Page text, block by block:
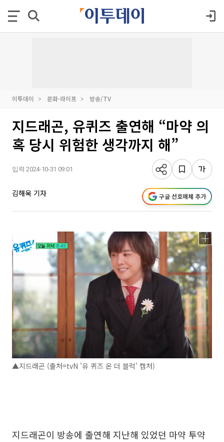
이투데이 문화·라이프 방송/TV
지드래곤, 유퀴즈 출연해 “마약 의
혹 당시 위험한 생각까지 해”
입력 2024-10-31 09:01
김해욱 기자 구글 선호매체 추가
▲지드래곤 (출처=tvN '유 퀴즈 온 더 블럭' 캡처)
지드래곤이 방송에 출연해 지난해 있었던 마약 투약